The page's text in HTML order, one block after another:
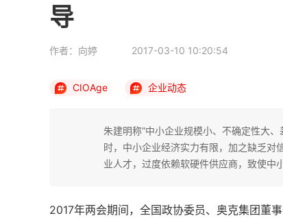
导
作者：向婷 2017-03-10 10:20:54
CIOAge 企业动态
朱建明称“中小企业规模小、不确定性大
时，中小企业经济实力有限，加之缺乏对
业人才，过度依赖软硬件供应商，致使中
2017年两会期间，全国政协委员、奥克集团董